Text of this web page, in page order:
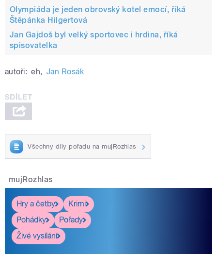
Olympiáda je jeden obrovský kotel emocí, říká
Štěpánka Hilgertová
Jan Gajdoš byl velký sportovec i hrdina, říká
spisovatelka
autoři: eh, Jan Rosák
Všechny díly pořadu na mujRozhlas
mujRozhlas
Hry a četby
Krimi
Pohádky
Pořady
Živé vysílání